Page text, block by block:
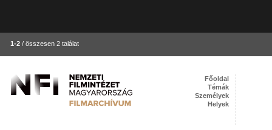
1-2 / összesen 2 találat
Főoldal
Témák
Személyek
Helyek